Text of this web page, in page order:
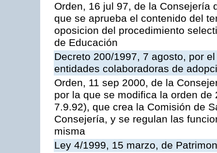
Orden, 16 jul 97, de la Consejería
que se aprueba el contenido del
oposicion del procedimiento
de Educación
Decreto 200/1997, 7 agosto, por
entidades colaboradoras de
Orden, 11 sep 2000, de la
por la que se modifica la orden
7.9.92), que crea la Comisión de
Consejería, y se regulan las
misma
Ley 4/1999, 15 marzo, de